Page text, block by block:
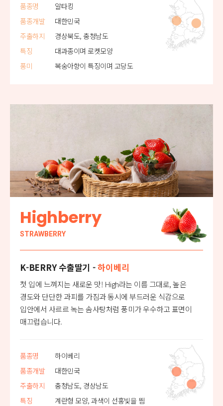
품종명
알타킹
품종개발
대한민국
주출하지
경상북도, 충청남도
특징
대과종이며 로켓모양
풍미
복숭아향이 특징이며 고당도
Highberry
STRAWBERRY
K-BERRY 수출딸기 -하이베리
첫 입에 느껴지는 새로운 맛! High라는 이름 그대로, 높은
경도와 단단한 과피를 가짐과 동시에 부드러운 식감으로
입안에서 사르르 녹는 솜사탕처럼 풍미가 우수하고 표면이
매끄럽습니다.
품종명
하이베리
품종개발
대한민국
주출하지
충청남도, 경상남도
특징
계란형 모양, 과색이 선홍빛을 띔